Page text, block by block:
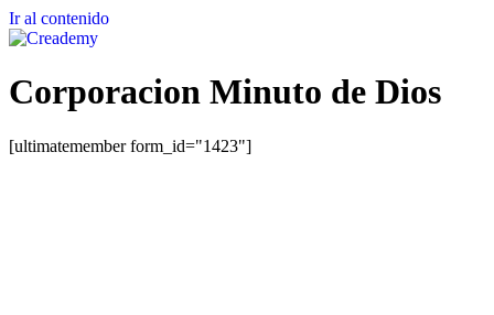
Ir al contenido
Corporacion Minuto de Dios
[ultimatemember form_id="1423"]